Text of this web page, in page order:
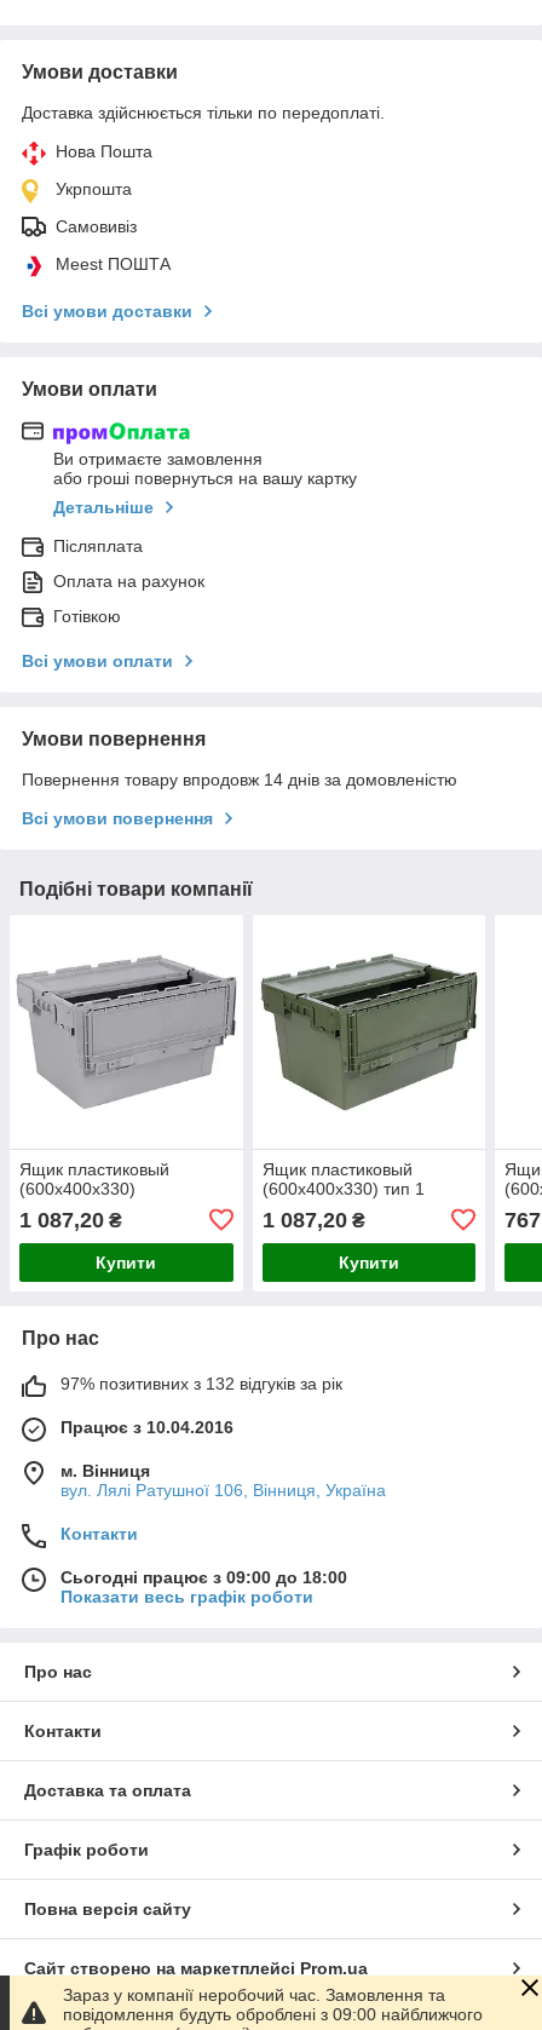
Умови доставки
Доставка здійснюється тільки по передоплаті.
Нова Пошта
Укрпошта
Самовивіз
Meest ПОШТА
Всі умови доставки
Умови оплати
Ви отримаєте замовлення
або гроші повернуться на вашу картку
Детальніше
Післяплата
Оплата на рахунок
Готівкою
Всі умови оплати
Умови повернення
Повернення товару впродовж 14 днів за домовленістю
Всі умови повернення
Подібні товари компанії
Ящик пластиковый
(600х400х330)
1 087,20 ₴
Купити
Ящик пластиковый
(600х400х330) тип 1
1 087,20₴
Купити
Про нас
97% позитивних з 132 відгуків за рік
Працює з 10.04.2016
м. Вінниця
вул. Лялі Ратушної 106, Вінниця, Україна
Контакти
Сьогодні працює з 09:00 до 18:00
Показати весь графік роботи
Про нас
Контакти
Доставка та оплата
Графік роботи
Повна версія сайту
Сайт створено на маркетплейсі Prom.ua
Зараз у компанії неробочий час. Замовлення та
повідомлення будуть оброблені з 09:00 найближчого